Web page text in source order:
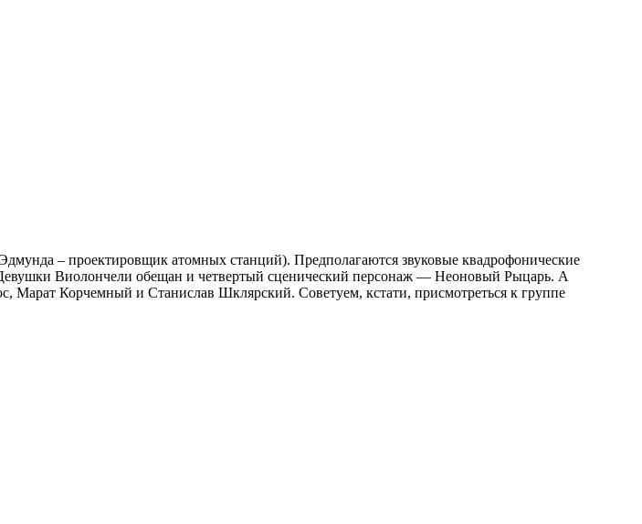
– проектировщик атомных станций). Предполагаются звуковые квадрофонические
Виолончели обещан и четвертый сценический персонаж — Неоновый Рыцарь. А
Корчемный и Станислав Шклярский. Советуем, кстати, присмотреться к группе